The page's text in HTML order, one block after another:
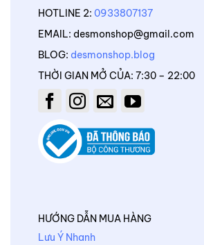
HOTLINE 2: 0933807137
EMAIL: desmonshop@gmail.com
BLOG: desmonshop.blog
THỜI GIAN MỞ CỦA: 7:30 – 22:00
HƯỚNG DẪN MUA HÀNG
Lưu Ý Nhanh